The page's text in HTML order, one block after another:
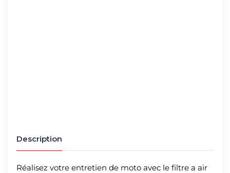
Description
Réalisez votre entretien de moto avec le filtre a air